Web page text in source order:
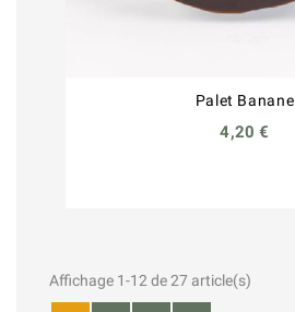
Palet Banane
4,20 €
Affichage 1-12 de 27 article(s)